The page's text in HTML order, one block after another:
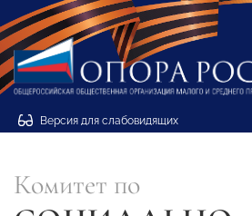
Версия для слабовидящих
Комитет по